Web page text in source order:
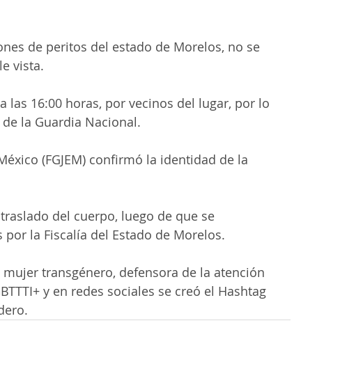
de peritos del estado de Morelos, no se
vista.
las 16:00 horas, por vecinos del lugar, por lo
la Guardia Nacional.
(FGJEM) confirmó la identidad de la
del cuerpo, luego de que se
la Fiscalía del Estado de Morelos.
transgénero, defensora de la atención
y en redes sociales se creó el Hashtag